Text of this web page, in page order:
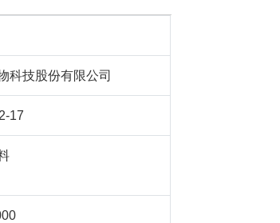
科技股份有限公司
17